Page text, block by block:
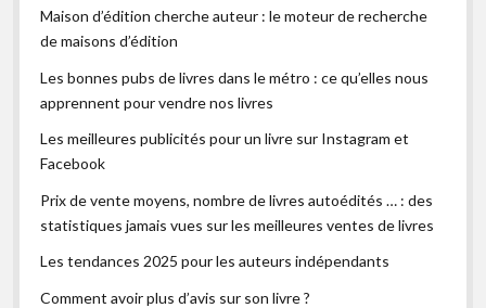
Maison d’édition cherche auteur : le moteur de recherche
de maisons d’édition
Les bonnes pubs de livres dans le métro : ce qu’elles nous
apprennent pour vendre nos livres
Les meilleures publicités pour un livre sur Instagram et
Facebook
Prix de vente moyens, nombre de livres autoédités … : des
statistiques jamais vues sur les meilleures ventes de livres
Les tendances 2025 pour les auteurs indépendants
Comment avoir plus d’avis sur son livre ?